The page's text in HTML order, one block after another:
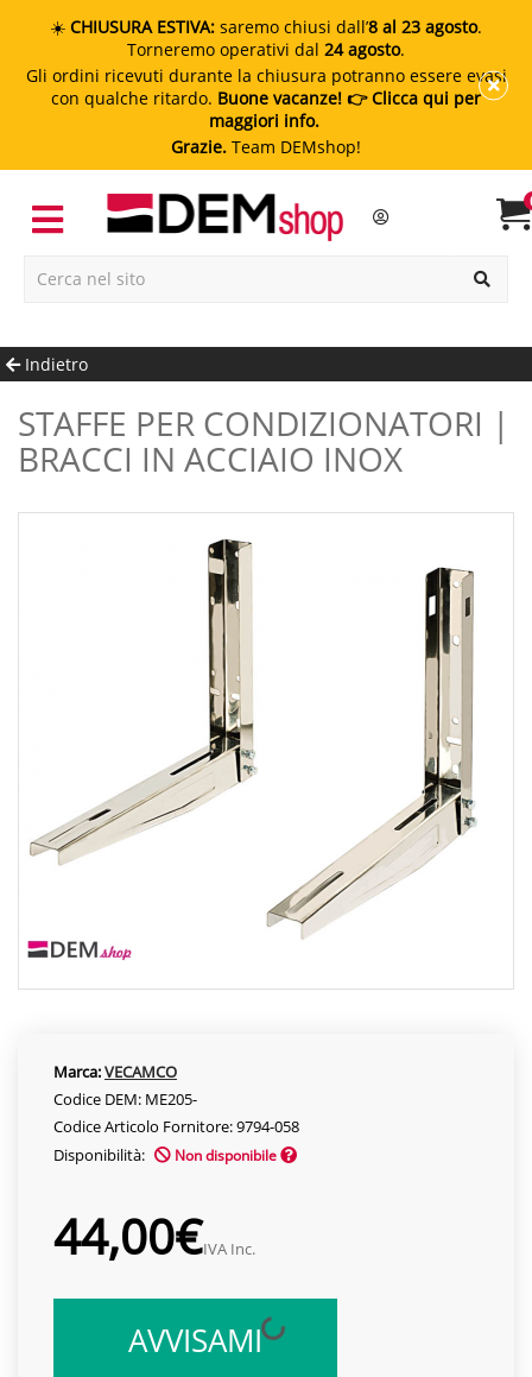
☀️ CHIUSURA ESTIVA: saremo chiusi dall’8 al 23 agosto.
Torneremo operativi dal 24 agosto.
Gli ordini ricevuti durante la chiusura potranno essere evasi
con qualche ritardo. Buone vacanze! 👉 Clicca qui per
maggiori info.
Grazie. Team DEMshop!
Indietro
STAFFE PER CONDIZIONATORI |
BRACCI IN ACCIAIO INOX
Marca:VECAMCO
Codice DEM: ME205-
Codice Articolo Fornitore: 9794-058
Disponibilità:
Non disponibile
44,00€IVA Inc.
AVVISAMI